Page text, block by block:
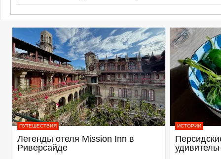
ПУТЕШЕСТВИЯ
Легенды отеля Mission Inn в
Риверсайде
ИСТОРИИ